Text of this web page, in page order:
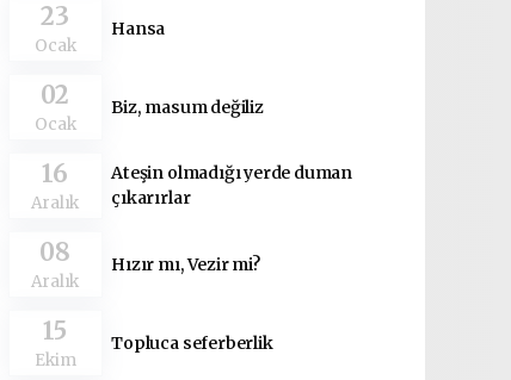
23
Ocak
Hansa
02
Ocak
Biz, masum değiliz
16
Aralık
Ateşin olmadığı yerde duman
çıkarırlar
08
Aralık
Hızır mı, Vezir mi?
15
Ekim
Topluca seferberlik